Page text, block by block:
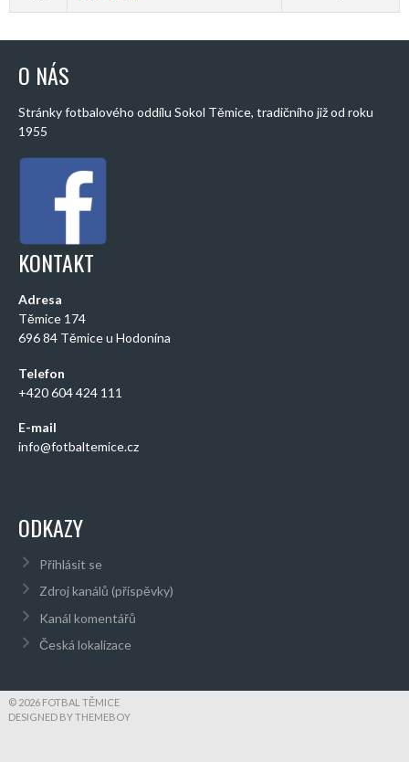
O NÁS
Stránky fotbalového oddílu Sokol Těmice, tradičního již od roku
1955
KONTAKT
Adresa
Těmice 174
696 84 Těmice u Hodonína
Telefon
+420 604 424 111
E-mail
info@fotbaltemice.cz
ODKAZY
Přihlásit se
Zdroj kanálů (příspěvky)
Kanál komentářů
Česká lokalizace
© 2026 FOTBAL TĚMICE
DESIGNED BY THEMEBOY